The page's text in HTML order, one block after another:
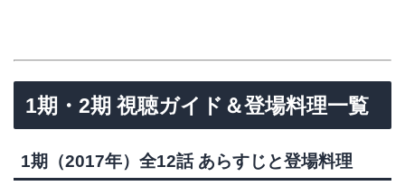
1期・2期 視聴ガイド＆登場料理一覧
1期（2017年）全12話 あらすじと登場料理